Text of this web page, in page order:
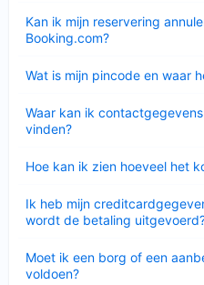
Kan ik mijn reservering
Booking.com?
Wat is mijn pincode en waar
Waar kan ik
vinden?
Hoe kan ik zien hoeveel het
Ik heb mijn
wordt de betaling
Moet ik een borg of een
voldoen?